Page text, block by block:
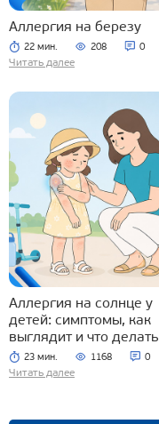
Аллергия на березу
22 мин. 208 0
Читать далее
Аллергия на солнце у
детей: симптомы, как
выглядит и что делать
23 мин. 1168 0
Читать далее